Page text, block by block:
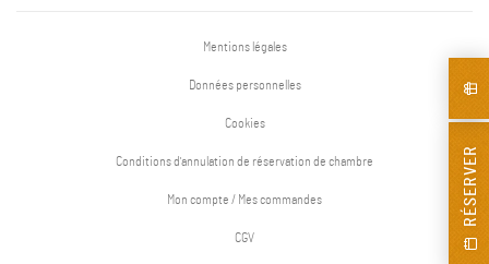
RÉSERVER
Mentions légales
Données personnelles
Cookies
Conditions d'annulation de réservation de chambre
Mon compte / Mes commandes
CGV